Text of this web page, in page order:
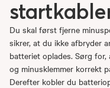
Du skal først fjerne
sikrer, at du ikke afbryder
batteriet oplades. Sørg
og minusklemmer korrekt
Derefter kobler du